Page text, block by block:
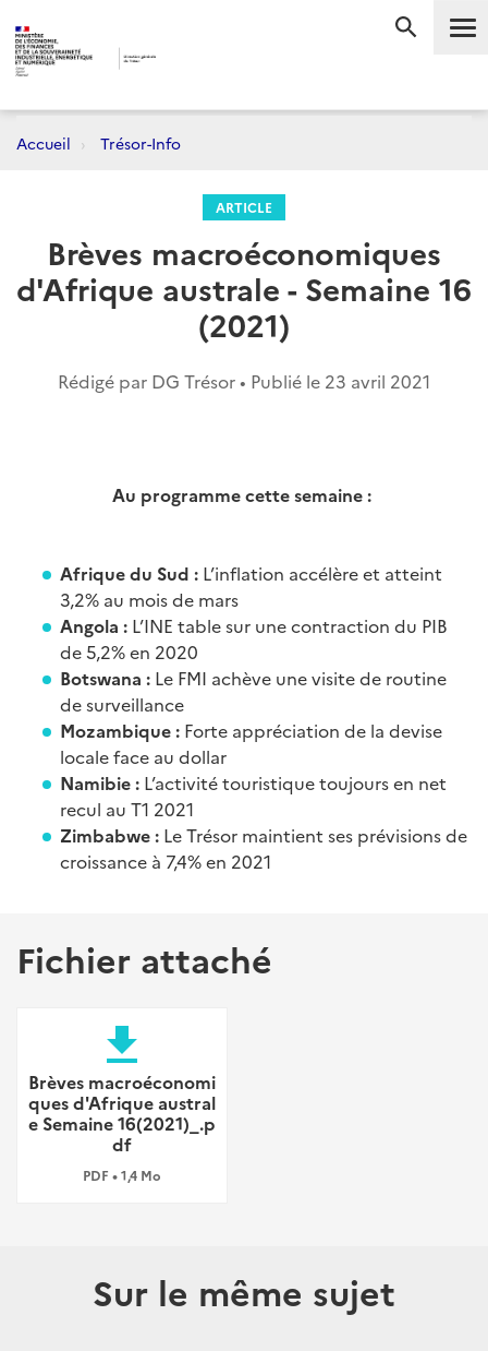
Accueil Trésor-Info
ARTICLE
Brèves macroéconomiques
d'Afrique australe - Semaine 16
(2021)
Rédigé par DG Trésor • Publié le 23 avril 2021
Au programme cette semaine :
Afrique du Sud : L’inflation accélère et atteint
3,2% au mois de mars
Angola : L’INE table sur une contraction du PIB
de 5,2% en 2020
Botswana : Le FMI achève une visite de routine
de surveillance
Mozambique : Forte appréciation de la devise
locale face au dollar
Namibie : L’activité touristique toujours en net
recul au T1 2021
Zimbabwe : Le Trésor maintient ses prévisions de
croissance à 7,4% en 2021
Fichier attaché
file_download
Brèves macroéconomi
ques d'Afrique austral
e Semaine 16(2021)_.p
df
PDF • 1,4 Mo
Sur le même sujet